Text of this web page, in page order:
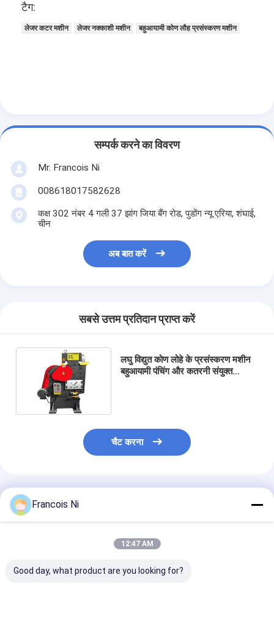
स्वत: पैकेजिंग मशीन
टैग:
लेजर कटर मशीन लेजर नक्काशी मशीन बहुआयामी कोण लौह प्रसंस्करण मशीन
सम्पर्क करने का विवरण
Mr. Francois Ni
008618017582628
कक्ष 302 नंबर 4 गली 37 झांग जिया बैंग रोड, पुडोंग न्यू एरिया, शंघाई,
चीन
अब बात करें
सबसे उत्तम प्रतिदान प्राप्त करें
लघु विद्युत कोण लोहे के प्रसंस्करण मशीन
बहुआयामी पंचिंग और कतरनी संयुक्त
चैट करना
अनुशंसित उत्पाद
Francois Ni
12:47 AM
Good day, what product are you looking for?